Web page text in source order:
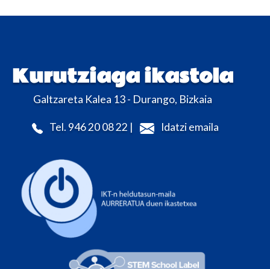
Kurutziaga ikastola
Galtzareta Kalea 13 - Durango, Bizkaia
Tel. 946 20 08 22 | Idatzi emaila